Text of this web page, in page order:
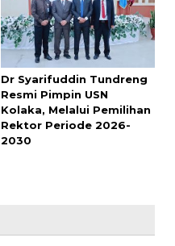
Dr Syarifuddin Tundreng
Resmi Pimpin USN
Kolaka, Melalui Pemilihan
Rektor Periode 2026-
2030